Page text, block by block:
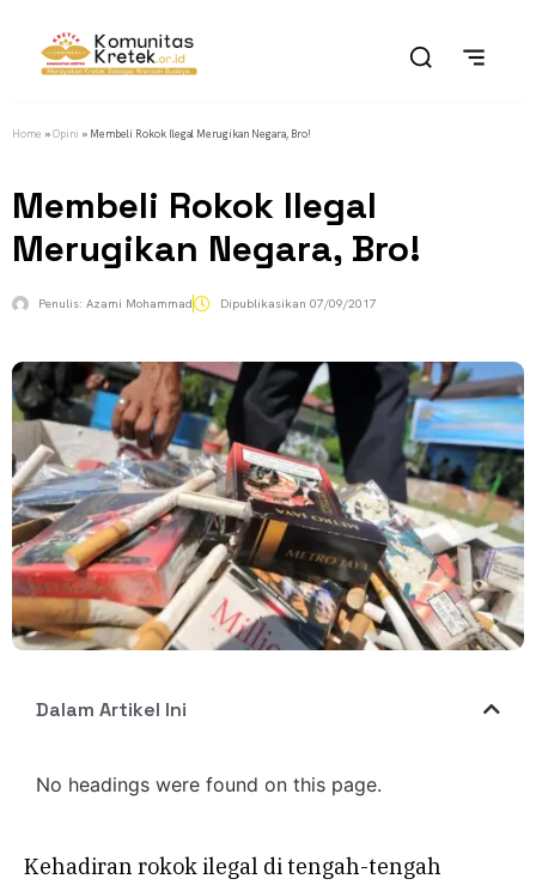
Home »Opini » Membeli Rokok Ilegal Merugikan Negara, Bro!
Membeli Rokok Ilegal
Merugikan Negara, Bro!
Penulis: Azami Mohammad Dipublikasikan 07/09/2017
Dalam Artikel Ini
No headings were found on this page.
Kehadiran rokok ilegal di tengah-tengah